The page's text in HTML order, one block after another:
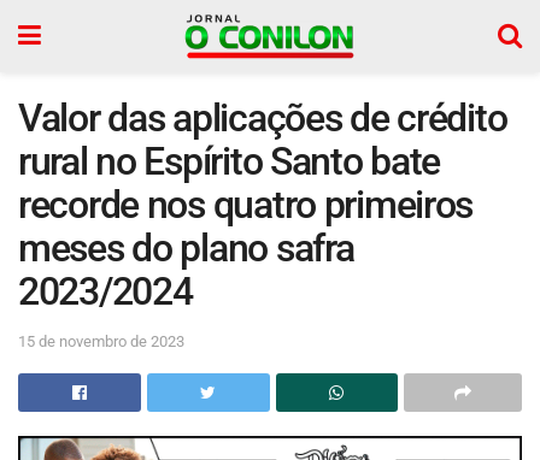
Valor das aplicações de crédito
rural no Espírito Santo bate
recorde nos quatro primeiros
meses do plano safra
2023/2024
15 de novembro de 2023